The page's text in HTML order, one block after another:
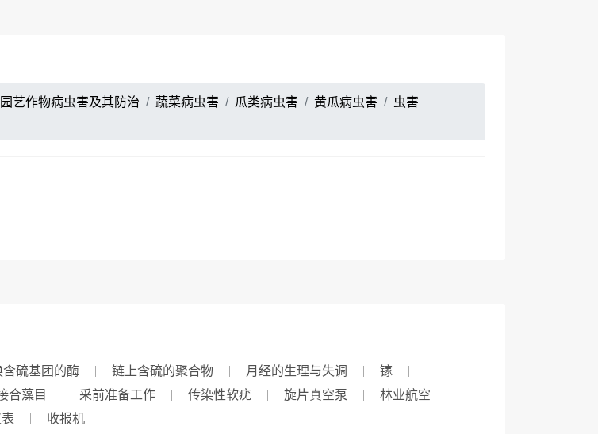
园艺作物病虫害及其防治 蔬菜病虫害 瓜类病虫害 黄瓜病虫害
虫害
含硫基团的酶 链上含硫的聚合物 月经的生理与失调
镓
合藻目 采前准备工作 传染性软疣 旋片真空泵
林业航空
收报机